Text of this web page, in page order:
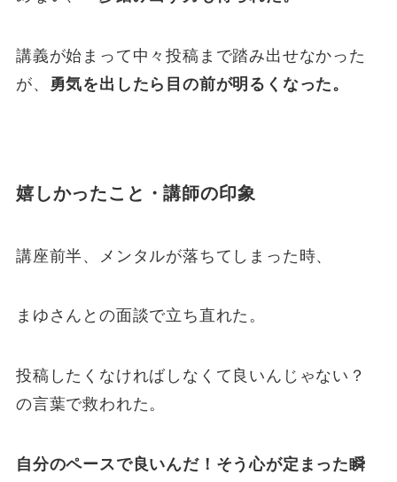
講義が始まって中々投稿まで踏み出せなかった
が、
勇気を出したら目の前が明るくなった。
嬉しかったこと・講師の印象
講座前半、メンタルが落ちてしまった時、
まゆさんとの面談で立ち直れた。
投稿したくなければしなくて良いんじゃない？
の言葉で救われた。
自分のペースで良いんだ！そう心が定まった瞬